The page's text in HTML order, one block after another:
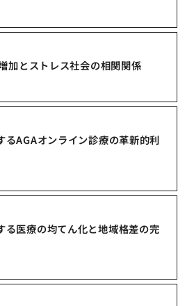
加とストレス社会の相関関係
るAGAオンライン診療の革新的利
る医療の均てん化と地域格差の完